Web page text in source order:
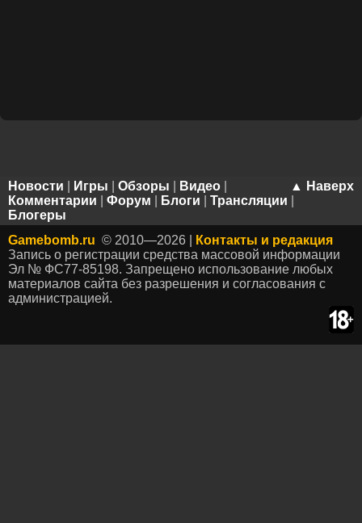
▲ Наверх
Новости Игры Обзоры Видео
Комментарии
Форум Блоги Трансляции
Блогеры
Gamebomb.ru © 2010—2026 |
Контакты и редакция
Запись о регистрации средства массовой информации
Эл № ФС77-85198. Запрещено использование любых
материалов сайта без разрешения и согласования с
администрацией.